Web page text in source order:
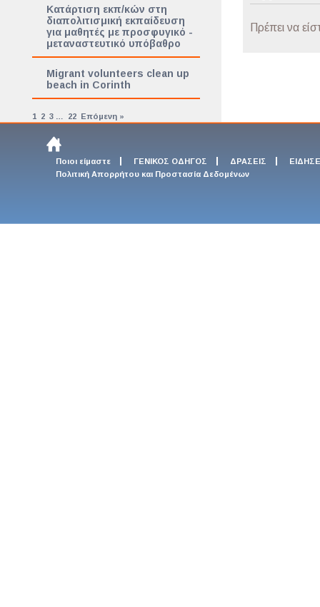
Κατάρτιση εκπ/κών στη
διαπολιτισμική εκπαίδευση
για μαθητές με προσφυγικό -
μεταναστευτικό υπόβαθρο
Migrant volunteers clean up
beach in Corinth
1 2 3 22 Επόμενη »
Πρέπει να
Ποιοι είμαστε ΓΕΝΙΚΟΣ ΟΔΗΓΟΣ ΔΡΑΣΕΙΣ
Πολιτική Απορρήτου και Προστασία Δεδομένων